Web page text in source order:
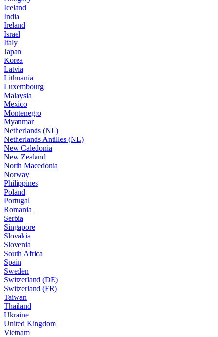
Iceland
India
Ireland
Israel
Italy
Japan
Korea
Latvia
Lithuania
Luxembourg
Malaysia
Mexico
Montenegro
Myanmar
Netherlands (NL)
Netherlands Antilles (NL)
New Caledonia
New Zealand
North Macedonia
Norway
Philippines
Poland
Portugal
Romania
Serbia
Singapore
Slovakia
Slovenia
South Africa
Spain
Sweden
Switzerland (DE)
Switzerland (FR)
Taiwan
Thailand
Ukraine
United Kingdom
Vietnam